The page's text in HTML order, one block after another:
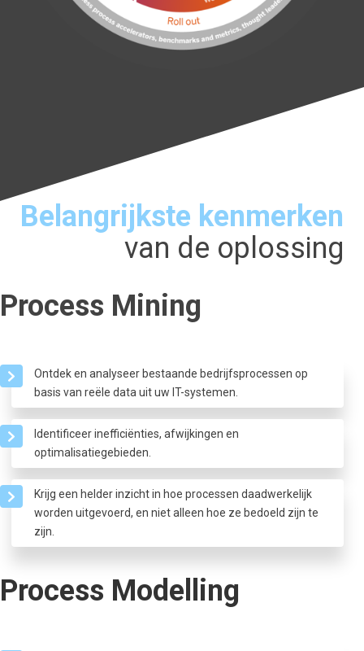
Belangrijkste kenmerken
van de oplossing
Process Mining
Ontdek en analyseer bestaande bedrijfsprocessen op
basis van reële data uit uw IT-systemen.
Identificeer inefficiënties, afwijkingen en
optimalisatiegebieden.
Krijg een helder inzicht in hoe processen daadwerkelijk
worden uitgevoerd, en niet alleen hoe ze bedoeld zijn te
zijn.
Process Modelling